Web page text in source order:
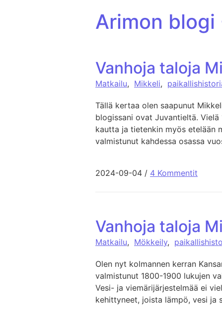
Arimon blogi
Vanhoja taloja
Matkailu, Mikkeli,
Tällä kertaa olen saapunut
blogissani ovat Juvantieltä.
kautta ja tietenkin myös etelään
valmistunut kahdessa osassa
2024-09-04 / 4 Kommentit
Vanhoja taloja
Matkailu, Mökkeily,
Olen nyt kolmannen kerran
valmistunut 1800-1900 lukujen
Vesi- ja viemärijärjestelmää ei
kehittyneet, joista lämpö, vesi ja